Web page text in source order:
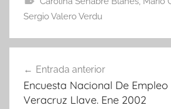
Sergio Valero Verdu
de
entradas
Entrada anterior
Encuesta Nacional De Empleo
Veracruz Llave. Ene 2002